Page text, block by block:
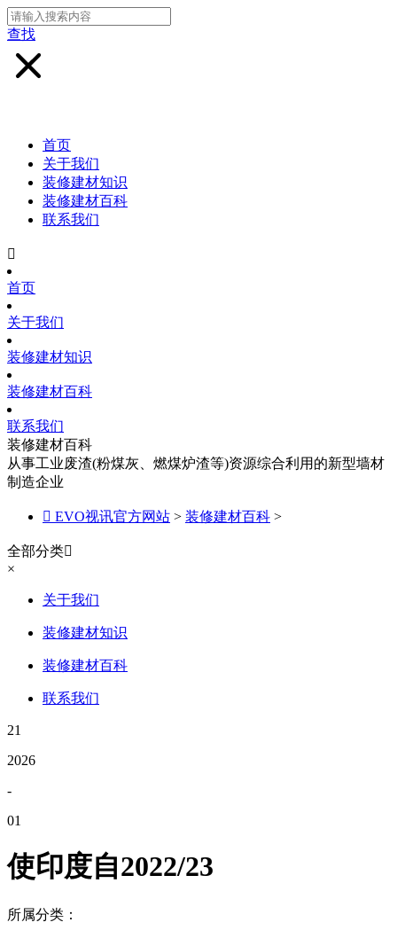
查找
首页
关于我们
装修建材知识
装修建材百科
联系我们

首页
关于我们
装修建材知识
装修建材百科
联系我们
装修建材百科
从事工业废渣(粉煤灰、燃煤炉渣等)资源综合利用的新型墙材
制造企业
 EVO视讯官方网站 > 装修建材百科 >
全部分类
×
关于我们
装修建材知识
装修建材百科
联系我们
21
2026
-
01
使印度自2022/23
所属分类：